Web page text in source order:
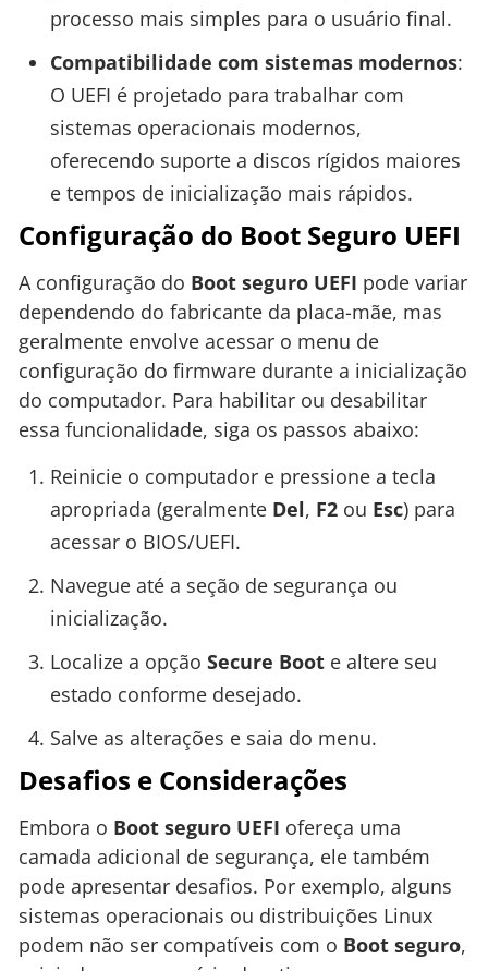
processo mais simples para o usuário final.
Compatibilidade com sistemas modernos:
O UEFI é projetado para trabalhar com
sistemas operacionais modernos,
oferecendo suporte a discos rígidos maiores
e tempos de inicialização mais rápidos.
Configuração do Boot Seguro UEFI
A configuração do Boot seguro UEFI pode variar
dependendo do fabricante da placa-mãe, mas
geralmente envolve acessar o menu de
configuração do firmware durante a inicialização
do computador. Para habilitar ou desabilitar
essa funcionalidade, siga os passos abaixo:
Reinicie o computador e pressione a tecla
apropriada (geralmente Del, F2ou Esc) para
acessar o BIOS/UEFI.
Navegue até a seção de segurança ou
inicialização.
Localize a opção Secure Boote altere seu
estado conforme desejado.
Salve as alterações e saia do menu.
Desafios e Considerações
Embora o Boot seguro UEFI ofereça uma
camada adicional de segurança, ele também
pode apresentar desafios. Por exemplo, alguns
sistemas operacionais ou distribuições Linux
podem não ser compatíveis com o Boot seguro,